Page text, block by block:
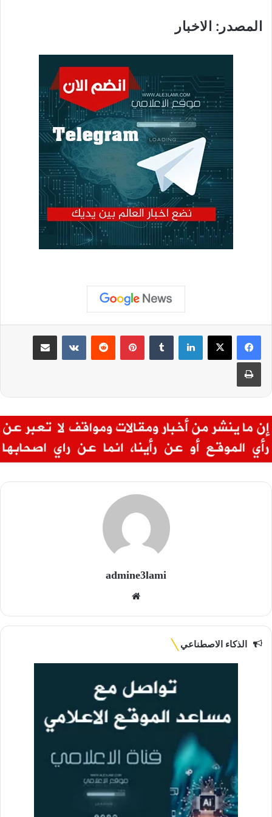
المصدر: الاخبار
لينكدإن بينتيريست مشاركة عبر البريد
طباعة
admine3lami
الذكاء الاصطناعي